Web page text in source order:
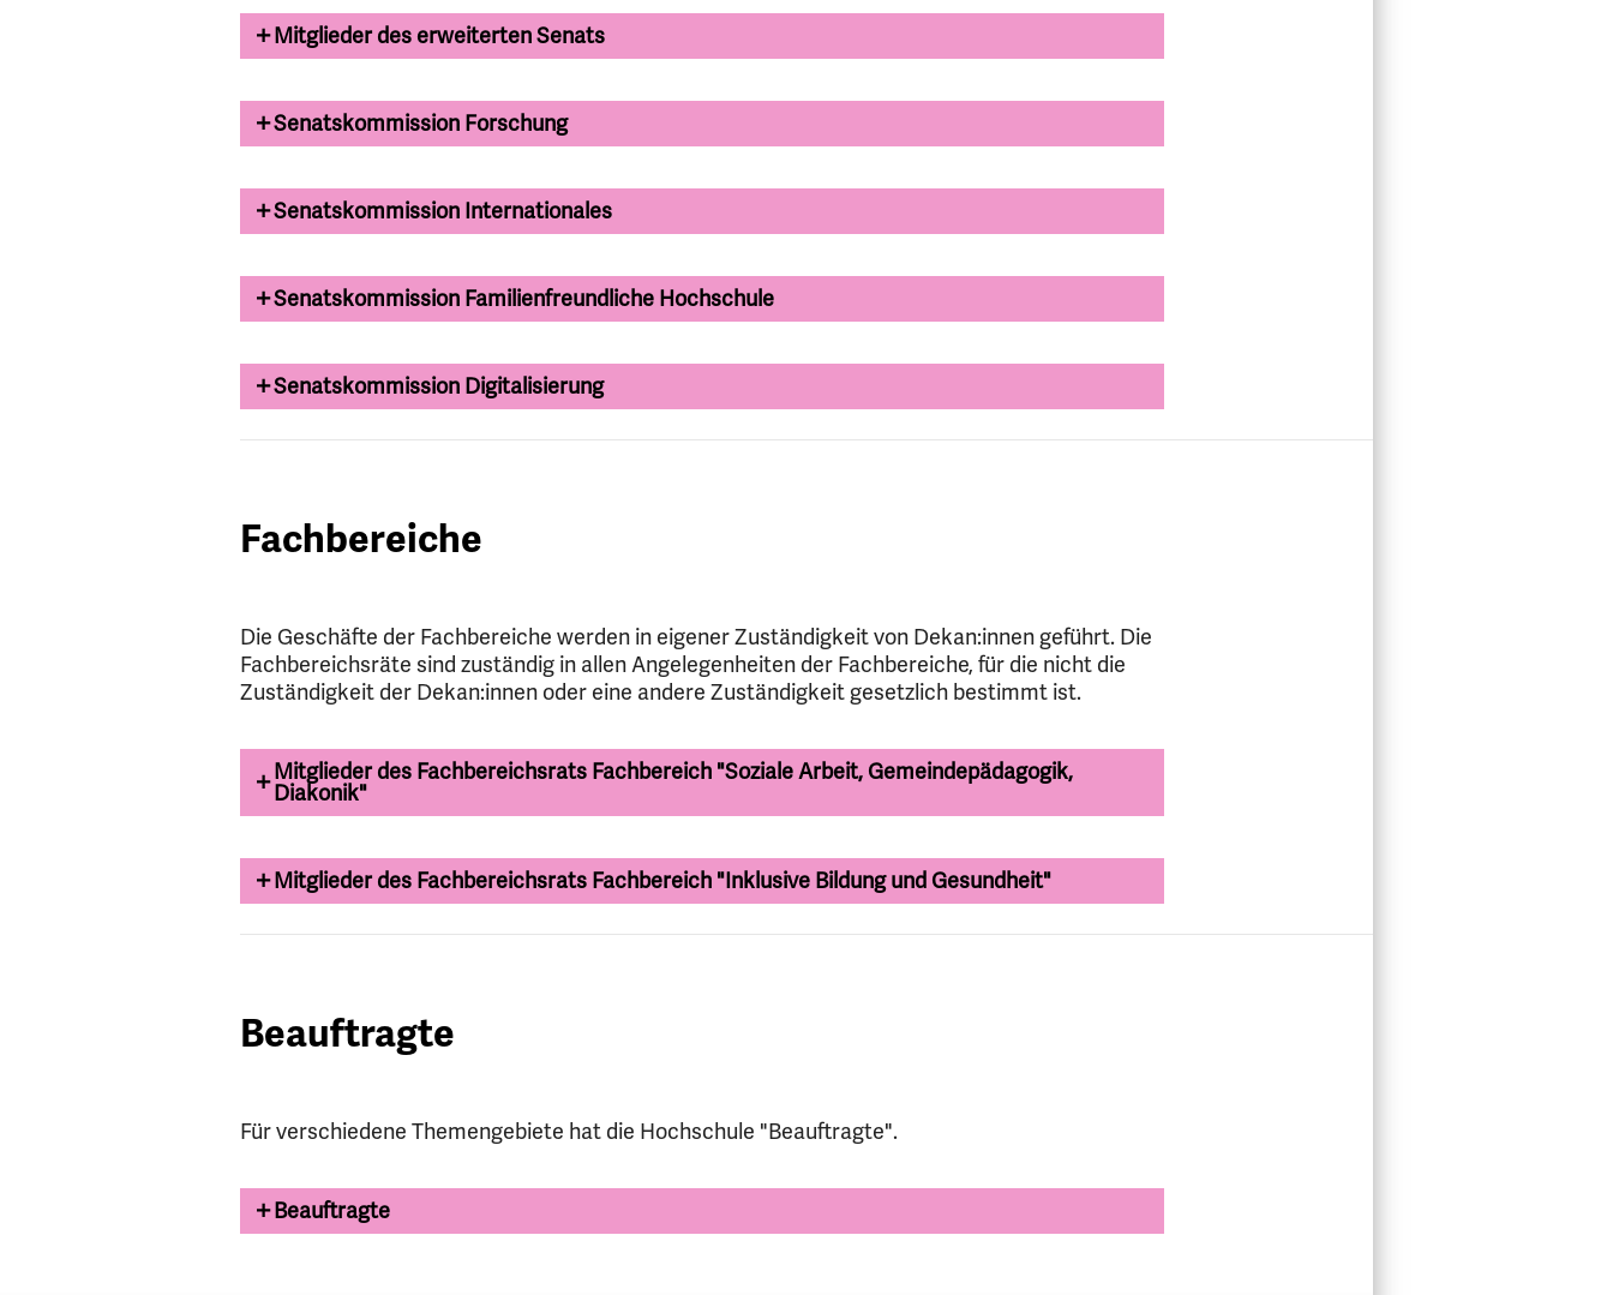
Mitglieder des erweiterten Senats
Senatskommission Forschung
Senatskommission Internationales
Senatskommission Familienfreundliche Hochschule
Senatskommission Digitalisierung
Fachbereiche
Die Geschäfte der Fachbereiche werden in eigener Zuständigkeit von Dekan:innen geführt. Die
Fachbereichsräte sind zuständig in allen Angelegenheiten der Fachbereiche, für die nicht die
Zuständigkeit der Dekan:innen oder eine andere Zuständigkeit gesetzlich bestimmt ist.
Mitglieder des Fachbereichsrats Fachbereich "Soziale Arbeit, Gemeindepädagogik,
Diakonik"
Mitglieder des Fachbereichsrats Fachbereich "Inklusive Bildung und Gesundheit"
Beauftragte
Für verschiedene Themengebiete hat die Hochschule "Beauftragte".
Beauftragte